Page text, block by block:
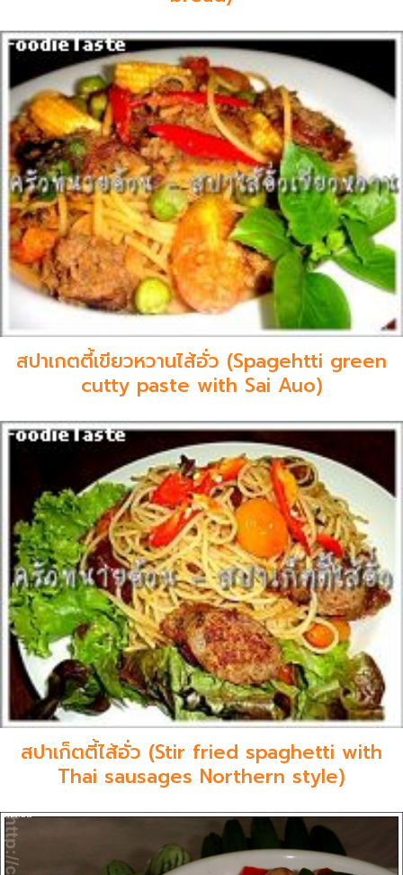
สปาเกตตี้เขียวหวานไส้อั่ว (Spagehtti green
cutty paste with Sai Auo)
สปาเก็ตตี้ไส้อั่ว (Stir fried spaghetti with
Thai sausages Northern style)